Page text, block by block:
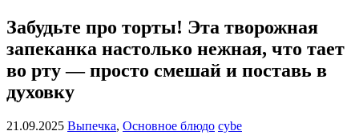
Забудьте про торты! Эта творожная
запеканка настолько нежная, что тает
во рту — просто смешай и поставь в
духовку
21.09.2025 Выпечка, Основное блюдо cybe